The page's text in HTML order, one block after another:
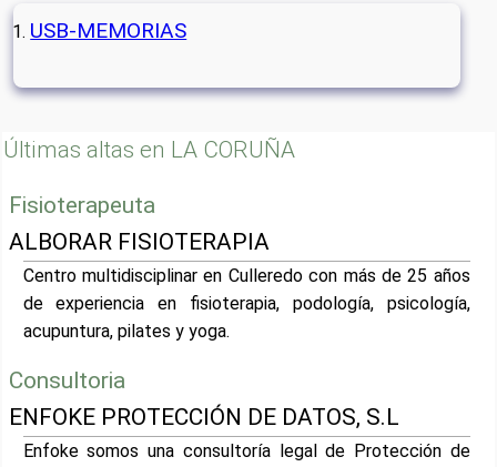
USB-MEMORIAS
Últimas altas en LA CORUÑA
Fisioterapeuta
ALBORAR FISIOTERAPIA
Centro multidisciplinar en Culleredo con más de 25 años
de experiencia en fisioterapia, podología, psicología,
acupuntura, pilates y yoga.
Consultoria
ENFOKE PROTECCIÓN DE DATOS, S.L
Enfoke somos una consultoría legal de Protección de